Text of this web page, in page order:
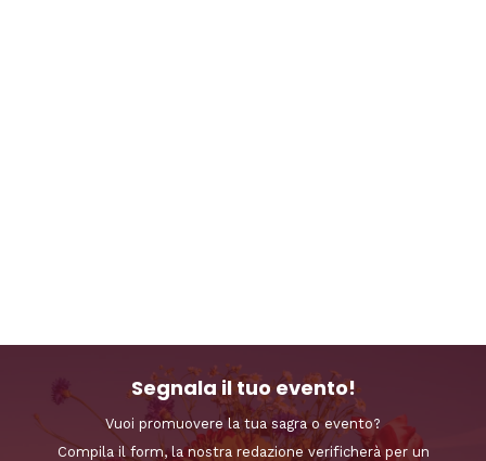
Segnala il tuo evento!
Vuoi promuovere la tua sagra o evento?
Compila il form, la nostra redazione verificherà per un